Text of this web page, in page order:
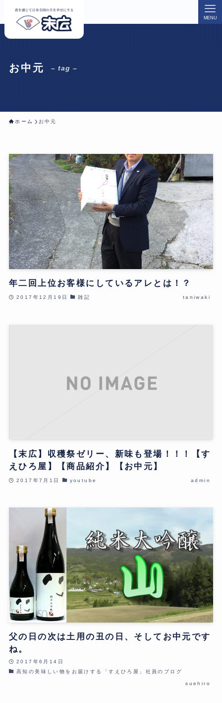
MENU
お中元 – tag –
ホーム お中元
年二回上位お客様にしているアレとは！？
2017年12月19日 雑記 taniwaki
【末広】収穫祭ゼリー、新味も登場！！！【す
えひろ屋】【商品紹介】【お中元】
2017年7月1日 youtube admin
父の日の次は土用の丑の日、そしてお中元です
ね。
2017年6月14日
高知の美味しい物をお届けする「すえひろ屋」社員のブログ
suehiro